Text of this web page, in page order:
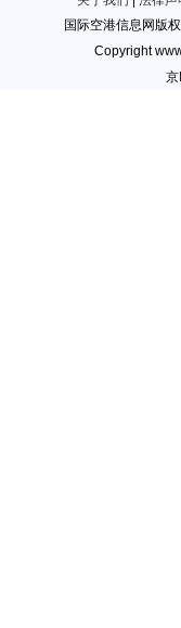
国际空港信息网版
Copyright